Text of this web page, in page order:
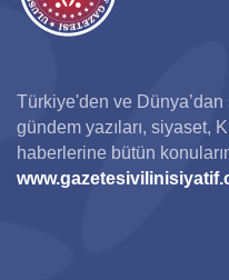
Türkiye'den ve
gündem yazıları, siyaset,
haberlerine bütün